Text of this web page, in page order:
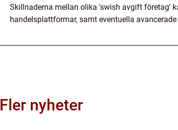
Skillnaderna mellan olika 'swish avgift företag'
handelsplattformar, samt eventuella
Fler nyheter